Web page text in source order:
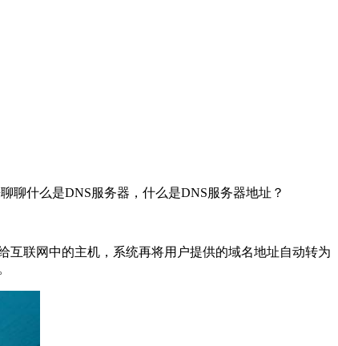
聊什么是DNS服务器，什么是DNS服务器地址？
互联网中的主机，系统再将用户提供的域名地址自动转为